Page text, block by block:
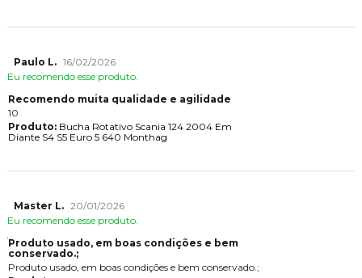
Paulo L. 16/02/2026
Eu recomendo esse produto.
Recomendo muita qualidade e agilidade
10
Produto:Bucha Rotativo Scania 124 2004 Em
Diante S4 S5 Euro 5 640 Monthag
Master L. 20/01/2026
Eu recomendo esse produto.
Produto usado, em boas condições e bem
conservado.;
Produto usado, em boas condições e bem conservado.;